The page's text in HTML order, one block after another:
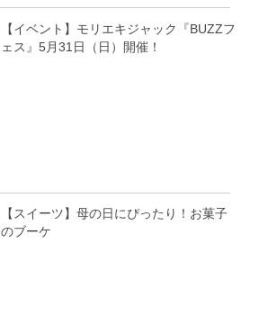
【イベント】モリエキジャック『BUZZフ
ェス』5月31日（日）開催！
【スイーツ】母の日にぴったり！お菓子
のブーケ